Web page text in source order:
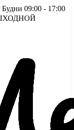
09:00 - 17:00